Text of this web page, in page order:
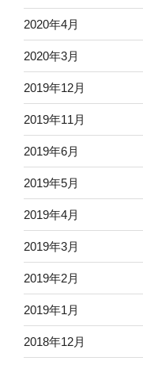
2020年4月
2020年3月
2019年12月
2019年11月
2019年6月
2019年5月
2019年4月
2019年3月
2019年2月
2019年1月
2018年12月